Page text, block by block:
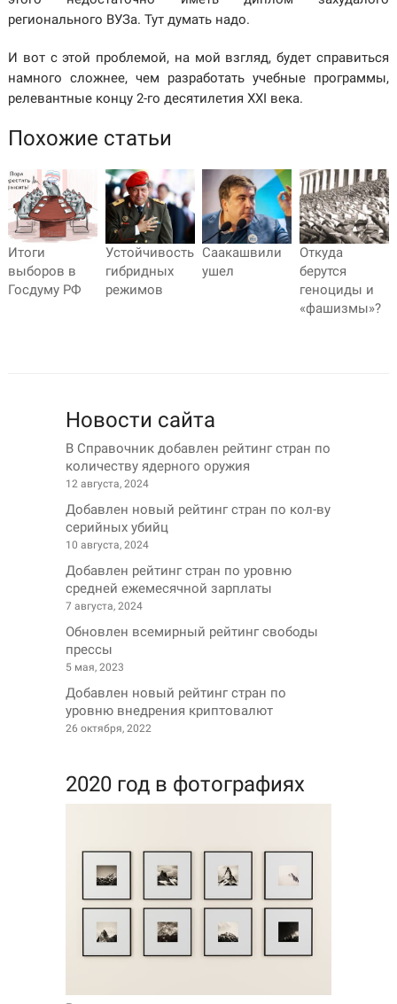
регионального ВУЗа. Тут думать надо.
И вот с этой проблемой, на мой взгляд, будет справиться
намного сложнее, чем разработать учебные программы,
релевантные концу 2-го десятилетия XXI века.
Похожие статьи
Итоги
выборов в
Госдуму РФ
Устойчивость
гибридных
режимов
Саакашвили
ушел
Откуда
берутся
геноциды и
«фашизмы»?
Новости сайта
В Справочник добавлен рейтинг стран по
количеству ядерного оружия
12 августа, 2024
Добавлен новый рейтинг стран по кол-ву
серийных убийц
10 августа, 2024
Добавлен рейтинг стран по уровню
средней ежемесячной зарплаты
7 августа, 2024
Обновлен всемирный рейтинг свободы
прессы
5 мая, 2023
Добавлен новый рейтинг стран по
уровню внедрения криптовалют
26 октября, 2022
2020 год в фотографиях